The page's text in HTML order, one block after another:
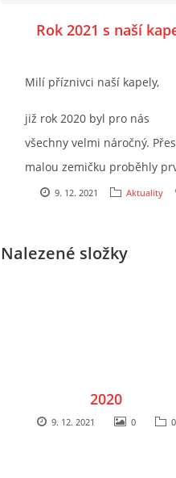
Rok 2021 s naší
Milí příznivci naší kapely,
již rok 2020 byl pro nás
všechny velmi náročný.
malou zemičku proběhly
vlny koronavirové pandemie
muzikanty. Nejinak tomu
pokračovalo a narodili se
9. 12. 2021 Aktuality
Nalezené složky
2020
9. 12. 2021 0 0